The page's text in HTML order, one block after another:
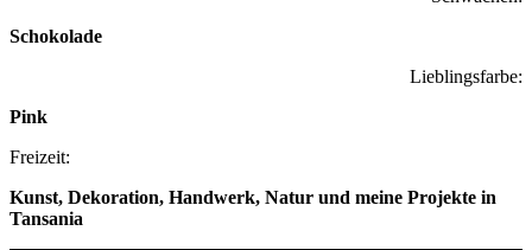
Schokolade
Lieblingsfarbe:
Pink
Freizeit:
Kunst, Dekoration, Handwerk, Natur und meine Projekte in
Tansania